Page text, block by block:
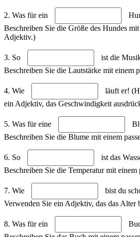
2. Was für ein
Beschreiben Sie die Größe des Hundes mit
Adjektiv.)
3. So
ist die
Beschreiben Sie die Lautstärke mit einem
4. Wie
läuft er!
ein Adjektiv, das Geschwindigkeit
5. Was für eine
Beschreiben Sie die Blume mit einem
6. So
ist das
Beschreiben Sie die Temperatur mit einem
7. Wie
bist du
Verwenden Sie ein Adjektiv, das das Alter
8. Was für ein